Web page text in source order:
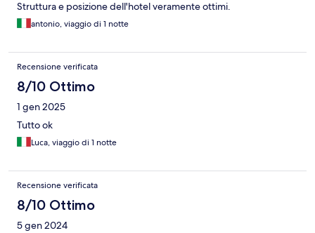
Struttura e posizione dell'hotel veramente ottimi.
antonio, viaggio di 1 notte
Recensione verificata
8/10 Ottimo
1 gen 2025
Tutto ok
Luca, viaggio di 1 notte
Recensione verificata
8/10 Ottimo
5 gen 2024